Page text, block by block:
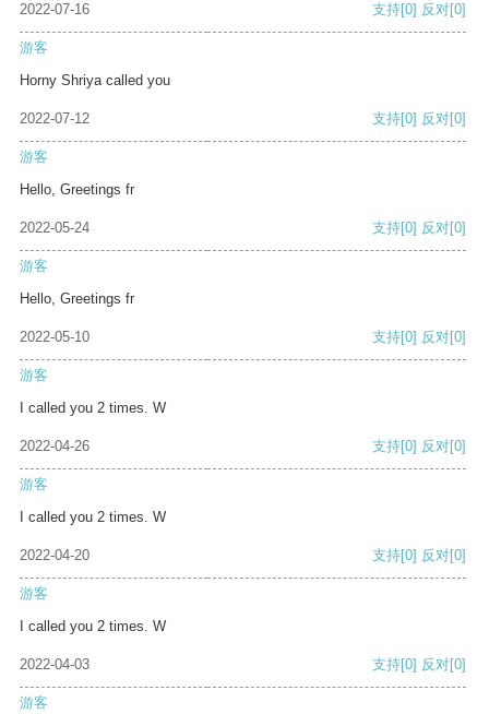
2022-07-16 支持[0] 反对[0]
游客
Horny Shriya called you
2022-07-12 支持[0] 反对[0]
游客
Hello, Greetings fr
2022-05-24 支持[0] 反对[0]
游客
Hello, Greetings fr
2022-05-10 支持[0] 反对[0]
游客
I called you 2 times. W
2022-04-26 支持[0] 反对[0]
游客
I called you 2 times. W
2022-04-20 支持[0] 反对[0]
游客
I called you 2 times. W
2022-04-03 支持[0] 反对[0]
游客